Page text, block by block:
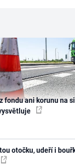
fondu ani korunu na
otočku, udeří i